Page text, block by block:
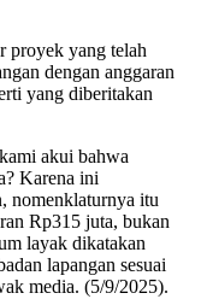
proyek yang telah
dengan anggaran
yang diberitakan
akui bahwa
Karena ini
nomenklaturnya itu
Rp315 juta, bukan
layak dikatakan
lapangan sesuai
media. (5/9/2025).